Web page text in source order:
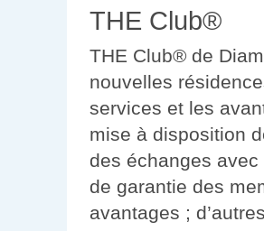
THE Club®
THE Club® de
nouvelles
services et les
mise à disposition
des échanges
de garantie des
avantages ;